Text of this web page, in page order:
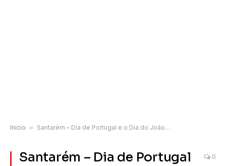
Início » Santarém – Dia de Portugal e o Dia do João…
Santarém – Dia de Portugal
0